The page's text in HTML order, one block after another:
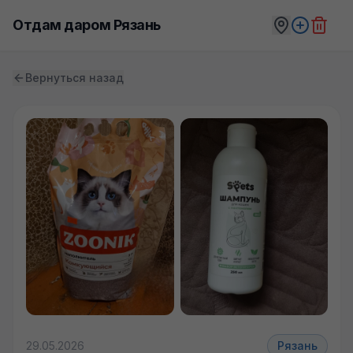
Отдам даром Рязань
Вернуться назад
29.05.2026 Рязань